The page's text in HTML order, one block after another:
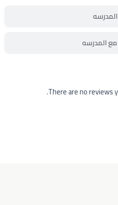
المدرسه
There are no reviews